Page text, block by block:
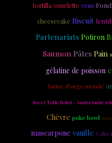
tortilla/omelette veau
cheesecake Biscuit
Partenariats Potiron
Saumon Pâtes Pain
gélatine de poisson
farine d'orge mondé
Sweet Table Robot - Anniversaire
Chèvre poke bowl mms
mascarpone vanille Cake